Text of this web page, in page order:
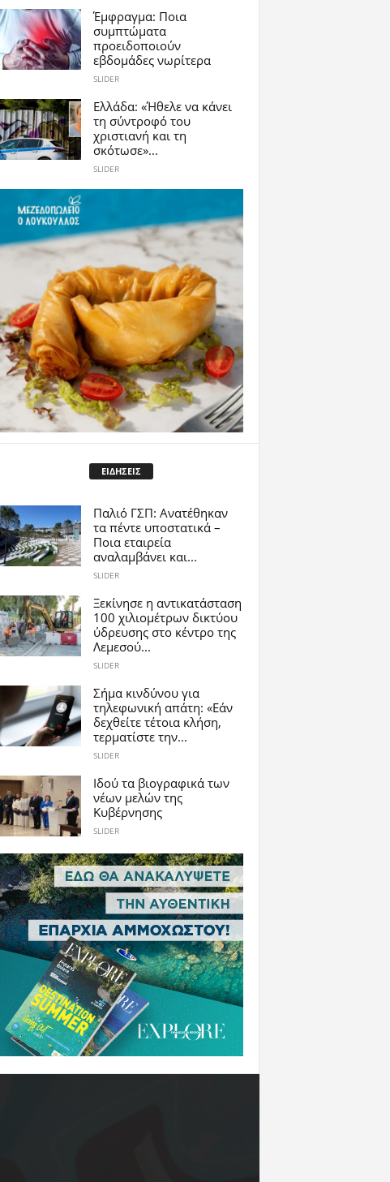
Έμφραγμα: Ποια
συμπτώματα
προειδοποιούν
εβδομάδες νωρίτερα
SLIDER
Ελλάδα: «Ήθελε να κάνει
τη σύντροφό του
χριστιανή και τη
σκότωσε»...
SLIDER
ΕΙΔΗΣΕΙΣ
Παλιό ΓΣΠ: Ανατέθηκαν
τα πέντε υποστατικά –
Ποια εταιρεία
αναλαμβάνει και...
SLIDER
Ξεκίνησε η αντικατάσταση
100 χιλιομέτρων δικτύου
ύδρευσης στο κέντρο της
Λεμεσού...
SLIDER
Σήμα κινδύνου για
τηλεφωνική απάτη: «Εάν
δεχθείτε τέτοια κλήση,
τερματίστε την...
SLIDER
Ιδού τα βιογραφικά των
νέων μελών της
Κυβέρνησης
SLIDER